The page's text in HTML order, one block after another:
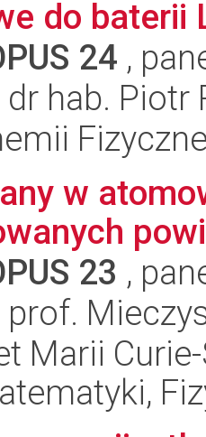
do baterii
24 ,
hab. Piotr
w
23 ,
Marii